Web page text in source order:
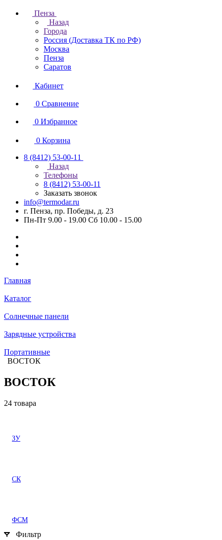
Пенза
Назад
Города
Россия (Доставка ТК по РФ)
Москва
Пенза
Саратов
Кабинет
0 Сравнение
0 Избранное
0 Корзина
8 (8412) 53-00-11
Назад
Телефоны
8 (8412) 53-00-11
Заказать звонок
info@termodar.ru
г. Пенза, пр. Победы, д. 23
Пн-Пт 9.00 - 19.00 Сб 10.00 - 15.00
Главная
Каталог
Солнечные панели
Зарядные устройства
Портативные
ВОСТОК
ВОСТОК
24 товара
ЗУ
СК
ФСМ
Фильтр